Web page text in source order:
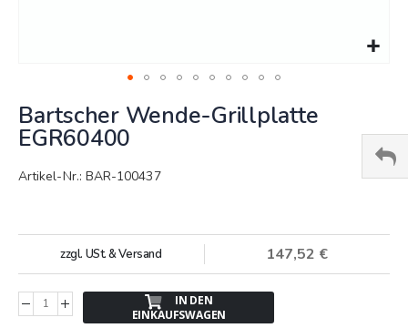
zum
Anfang
der
Bildergalerie
Bartscher Wende-Grillplatte
EGR60400
Artikel-Nr.: BAR-100437
147,52 €
zzgl. USt. & Versand
IN DEN
EINKAUFSWAGEN